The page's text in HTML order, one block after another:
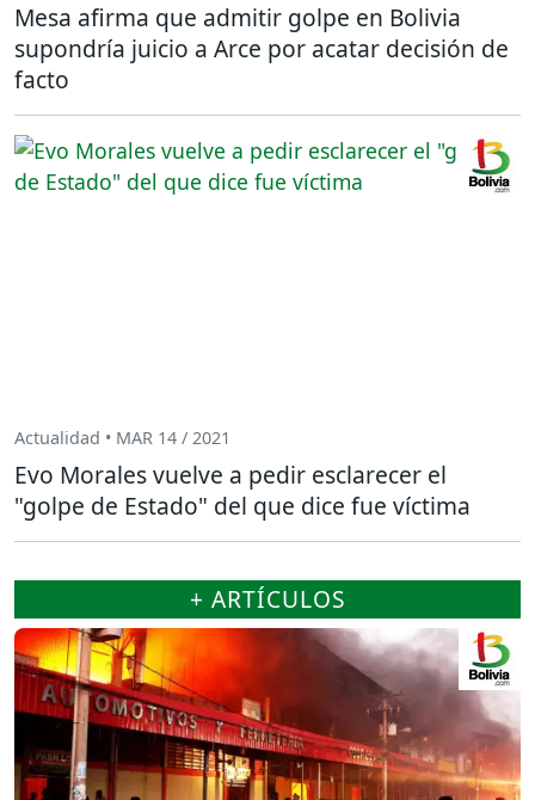
Mesa afirma que admitir golpe en Bolivia
supondría juicio a Arce por acatar decisión de
facto
Actualidad • MAR 14 / 2021
Evo Morales vuelve a pedir esclarecer el
"golpe de Estado" del que dice fue víctima
+ ARTÍCULOS